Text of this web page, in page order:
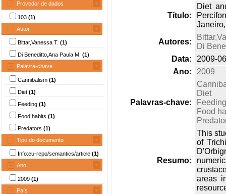
Provedor de dados
103 (1)
Autor
Bittar,Vanessa T. (1)
Di Beneditto,Ana Paula M. (1)
Palavra-chave
Cannibalism (1)
Diet (1)
Feeding (1)
Food habits (1)
Predators (1)
Tipo do documento
Info:eu-repo/semantics/article (1)
Ano
2009 (1)
País
Título:
Diet
Autores:
Di
Data:
2009-
Ano:
2009
Palavras-chave:
Diet
Feeding
Food
Resumo:
This
of
areas